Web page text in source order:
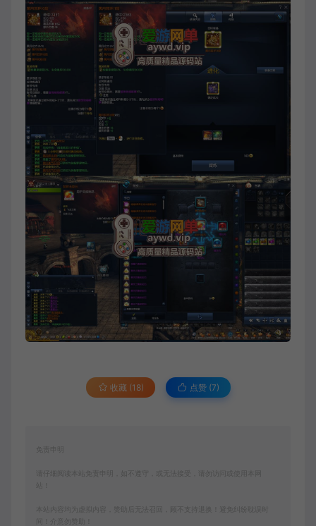
收藏 (18) 点赞 (7)
免责申明
请仔细阅读本站免责申明，如不遵守，或无法接受，请勿访问或使用本网
本站内容均为虚拟内容，赞助后无法召回，顾不支持退换！避免纠纷耽误时
间！介意勿赞助！